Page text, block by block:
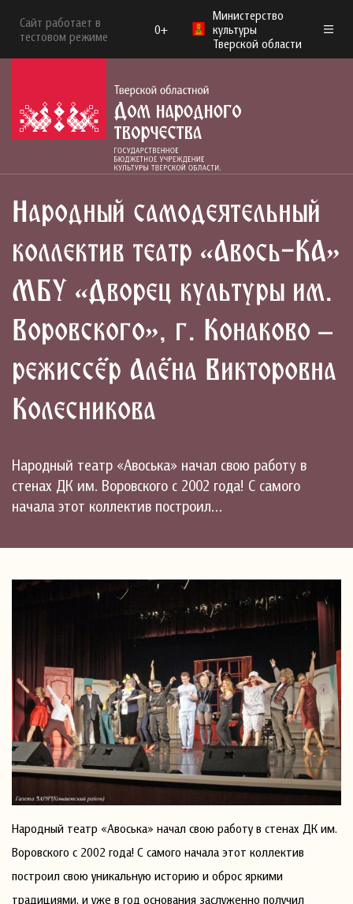
Сайт работает в
тестовом режиме
0+
Министерство
культуры
Тверской области
Народный самодеятельный
коллектив театр «Авось-КА»
МБУ «Дворец культуры им.
Воровского», г. Конаково –
режиссёр Алёна Викторовна
Колесникова
Народный театр «Авоська» начал свою работу в
стенах ДК им. Воровского с 2002 года! С самого
начала этот коллектив построил…
Народный театр «Авоська» начал свою работу в стенах ДК им.
Воровского с 2002 года! С самого начала этот коллектив
построил свою уникальную историю и оброс яркими
традициями, и уже в год основания заслуженно получил